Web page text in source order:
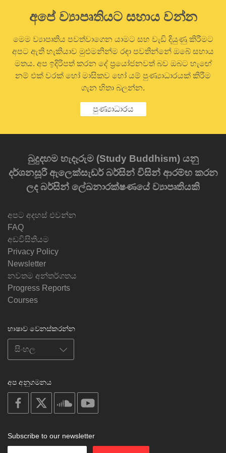
අපේ ව්‍යාපෘතියට සහාය වන්න
මෙම ව්‍යාපෘතිය පවත්වාගෙන යාමට සහ වැඩි දියුණු කිරීමට
අපට ඇති හැකියාව මුළුමනින්ම රඳා පවතින්නේ ඔබේ සහාය
මතය. අප ඉදිරිපත් කරන දේ ප්‍රයෝජනවත් බව ඔබට හැඟේ
නම් එක් වරක් හෝ මාසිකව හෝ යම් පුණ්‍යාධාරයක් කිරීම
ගැන හිතා බලන්න.
පුණ්‍යාධාරය
බුදුදහම හැදෑරුම (Study Buddhism) යනු
දර්ශනසූරී ඇලෙක්සැඩර් බර්සින් විසින් ආරම්භ කරන
ලද බර්සින් ලේඛනාරක්ෂණයේ ව්‍යාපෘතියකි
අපට අදහස් එවන්න
FAQ
අඩවිසිතියම
Privacy Policy
Newsletter
නවතම අන්තර්ගතය
Progress Reports
Courses
භාෂාව වෙනස්කරන්න
අප අනුගමනය
on
facebook
soundcloud
Subscribe to our newsletter